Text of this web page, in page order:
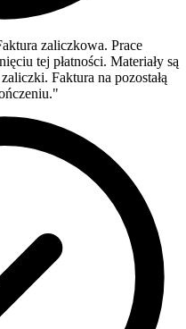
zaliczkowa. Prace
tej płatności. Materiały są
Faktura na pozostałą